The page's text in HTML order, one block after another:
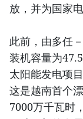
放，并为国家
此前，由多任
装机容量为
太阳能发电项
这是越南首个
7000万千瓦时